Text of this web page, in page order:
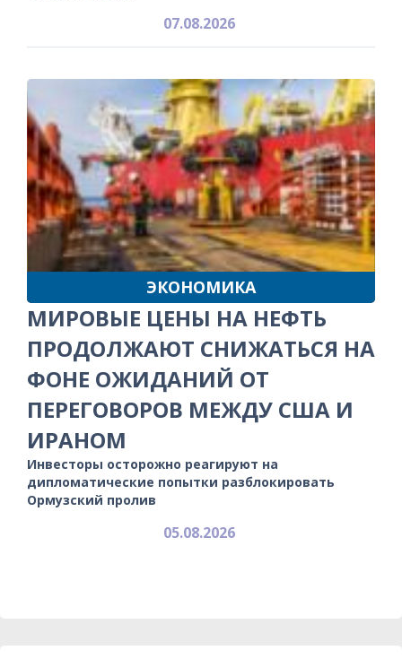
07.08.2026
ЭКОНОМИКА
МИРОВЫЕ ЦЕНЫ НА НЕФТЬ
ПРОДОЛЖАЮТ СНИЖАТЬСЯ НА
ФОНЕ ОЖИДАНИЙ ОТ
ПЕРЕГОВОРОВ МЕЖДУ США И
ИРАНОМ
Инвесторы осторожно реагируют на
дипломатические попытки разблокировать
Ормузский пролив
05.08.2026